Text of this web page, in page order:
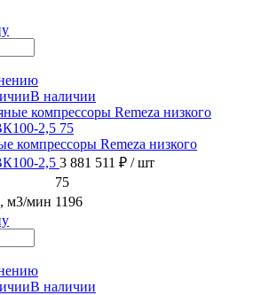
В наличии
компрессоры Remeza низкого
2,5 3 881 511 ₽ / шт
75
м3/мин 1196
В наличии